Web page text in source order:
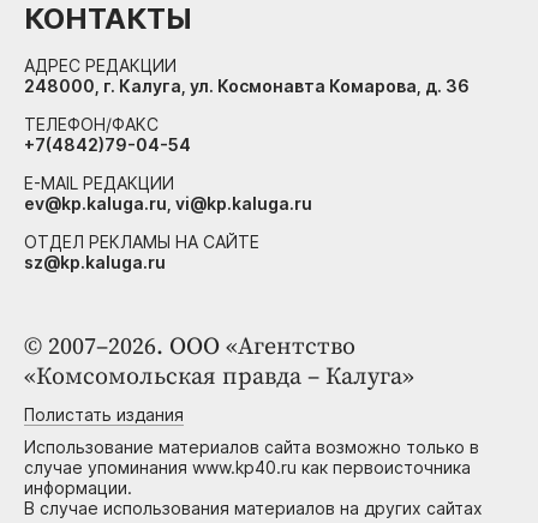
© 2007–2026. ООО «Агентство
«Комсомольская правда – Калуга»
Полистать издания
Использование материалов сайта возможно только в
случае упоминания www.kp40.ru как первоисточника
информации.
В случае использования материалов на других сайтах
КОНТАКТЫ
АДРЕС РЕДАКЦИИ
248000, г. Калуга, ул. Космонавта Комарова, д. 36
ТЕЛЕФОН/ФАКС
+7(4842)79-04-54
E-MAIL РЕДАКЦИИ
ev@kp.kaluga.ru, vi@kp.kaluga.ru
ОТДЕЛ РЕКЛАМЫ НА САЙТЕ
sz@kp.kaluga.ru